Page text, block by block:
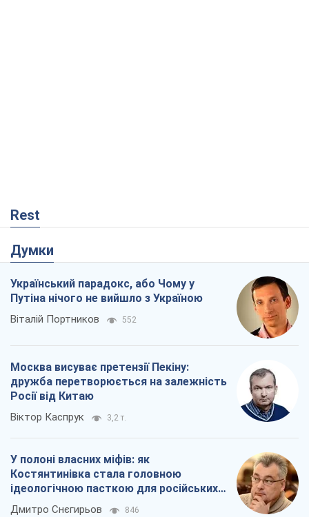
Rest
Думки
Український парадокс, або Чому у
Путіна нічого не вийшло з Україною
Віталій Портников 552
Москва висуває претензії Пекіну:
дружба перетворюється на залежність
Росії від Китаю
Віктор Каспрук 3,2 т.
У полоні власних міфів: як
Костянтинівка стала головною
ідеологічною пасткою для російських
окупантів
Дмитро Снєгирьов 846